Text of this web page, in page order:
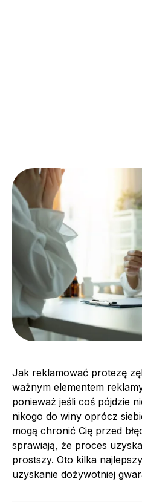
Jak reklamować protezę
ważnym elementem
ponieważ jeśli coś pójdzie
nikogo do winy oprócz
mogą chronić Cię przed
sprawiają, że proces
prostszy. Oto kilka
uzyskanie dożywotniej